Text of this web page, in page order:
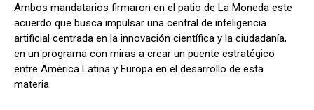
Ambos mandatarios firmaron en el patio de La Moneda este
acuerdo que busca impulsar una central de inteligencia
artificial centrada en la innovación científica y la ciudadanía,
en un programa con miras a crear un puente estratégico
entre América Latina y Europa en el desarrollo de esta
materia.